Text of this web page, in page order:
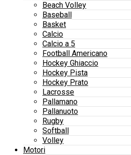
Beach Volley
Baseball
Basket
Calcio
Calcio a 5
Football Americano
Hockey Ghiaccio
Hockey Pista
Hockey Prato
Lacrosse
Pallamano
Pallanuoto
Rugby
Softball
Volley
Motori